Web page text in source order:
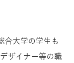
合大学の学生も
ザイナー等の職